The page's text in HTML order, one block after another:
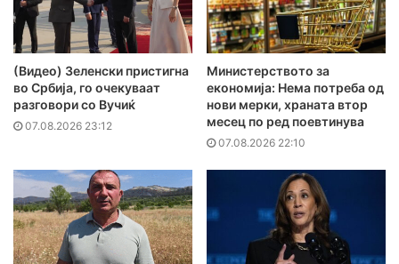
(Видео) Зеленски пристигна
во Србија, го очекуваат
разговори со Вучиќ
07.08.2026 23:12
Министерството за
економија: Нема потреба од
нови мерки, храната втор
месец по ред поевтинува
07.08.2026 22:10